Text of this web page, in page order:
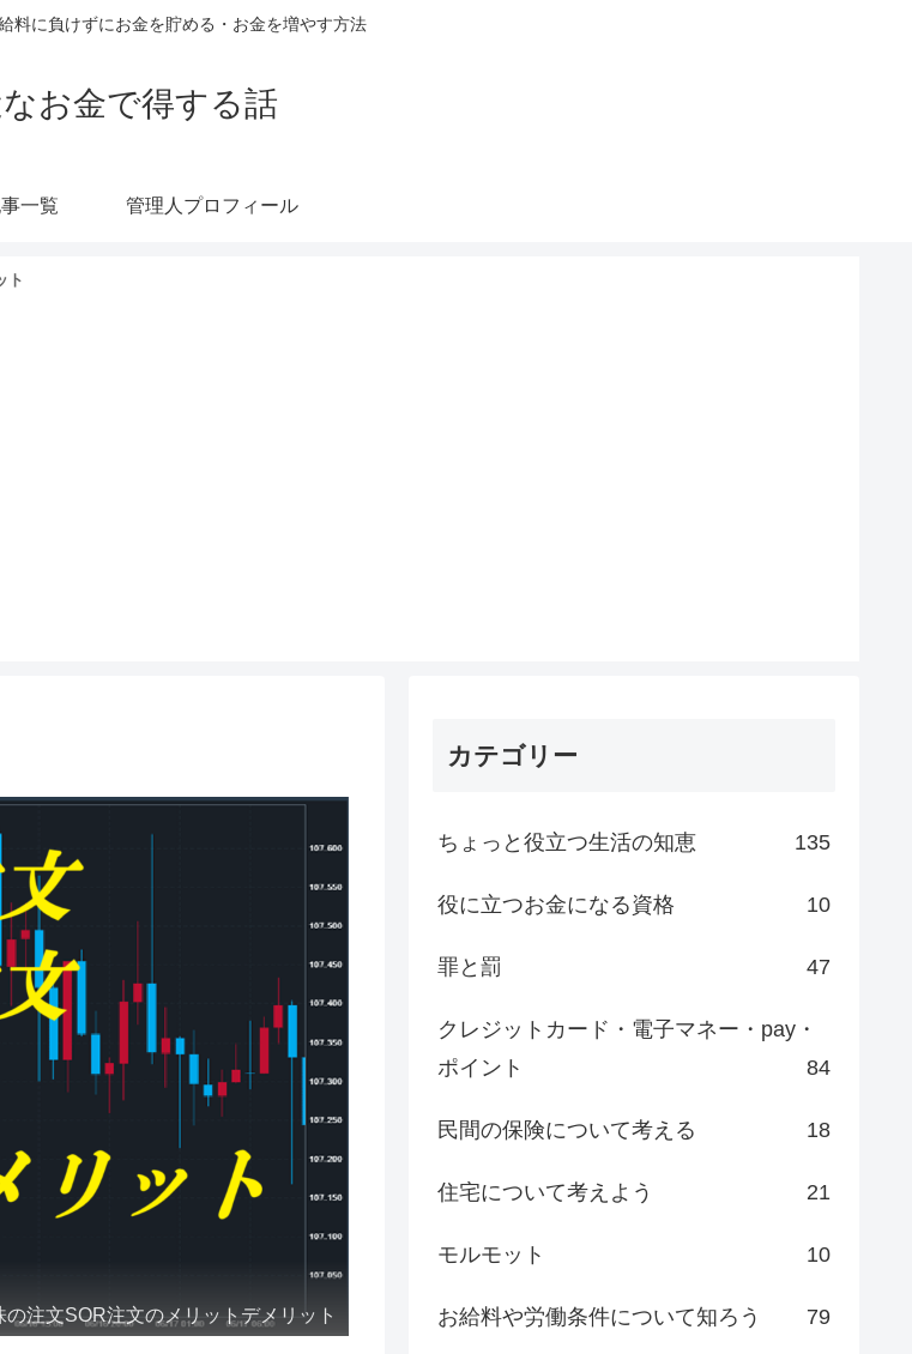
料に負けずにお金を貯める・お金を増やす方法
お金で得する話
一覧 管理人プロフィール
ト
の注文SOR注文のメリットデメリット
カテゴリー
ちょっと役立つ生活の知恵 135
役に立つお金になる資格 10
罪と罰 47
クレジットカード・電子マネー・pay・
ポイント
84
民間の保険について考える 18
住宅について考えよう 21
モルモット 10
お給料や労働条件について知ろう 79